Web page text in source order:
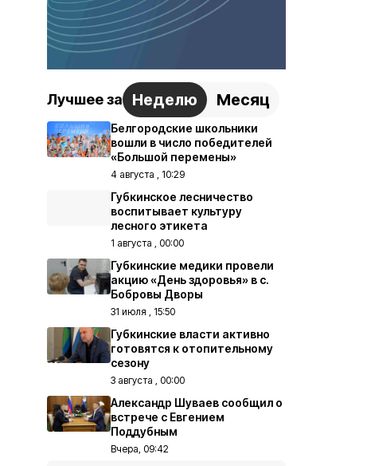
Лучшее за Неделю Месяц
Белгородские школьники
вошли в число победителей
«Большой перемены»
4 августа , 10:29
Губкинское лесничество
воспитывает культуру
лесного этикета
1 августа , 00:00
Губкинские медики провели
акцию «День здоровья» в с.
Бобровы Дворы
31 июля , 15:50
Губкинские власти активно
готовятся к отопительному
сезону
3 августа , 00:00
Александр Шуваев сообщил о
встрече с Евгением
Поддубным
Вчера, 09:42